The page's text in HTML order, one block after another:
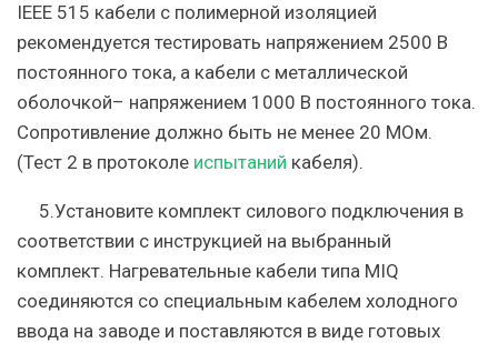
IEEE 515 кабели с полимерной изоляцией
рекомендуется тестировать напряжением 2500 В
постоянного тока, а кабели с металлической
оболочкой– напряжением 1000 В постоянного тока.
Сопротивление должно быть не менее 20 МОм.
(Тест 2 в протоколе испытаний кабеля).
5.Установите комплект силового подключения в
соответствии с инструкцией на выбранный
комплект. Нагревательные кабели типа MIQ
соединяются со специальным кабелем холодного
ввода на заводе и поставляются в виде готовых